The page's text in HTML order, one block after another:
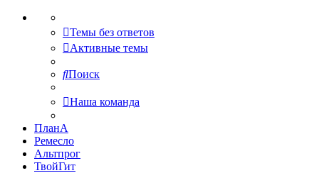
Темы без ответов
Активные темы
Поиск
Наша команда
ПланА
Ремесло
Альтпрог
ТвойГит